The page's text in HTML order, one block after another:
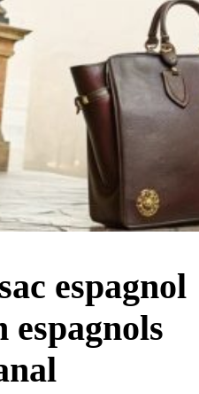
espagnol
espagnols